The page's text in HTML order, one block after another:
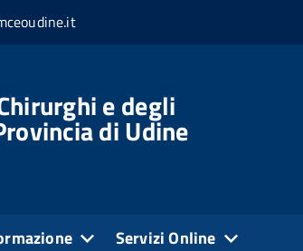
e degli
di Udine
Servizi Online